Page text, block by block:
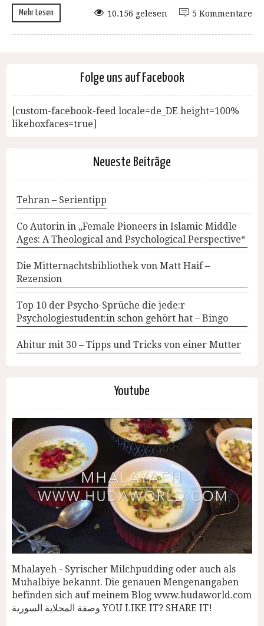
Mehr Lesen 5 Kommentare
10.156 gelesen
Folge uns auf Facebook
[custom-facebook-feed locale=de_DE height=100%
likeboxfaces=true]
Neueste Beiträge
Tehran – Serientipp
Co Autorin in „Female Pioneers in Islamic Middle
Ages: A Theological and Psychological Perspective“
Die Mitternachtsbibliothek von Matt Haif –
Rezension
Top 10 der Psycho-Sprüche die jede:r
Psychologiestudent:in schon gehört hat – Bingo
Abitur mit 30 – Tipps und Tricks von einer Mutter
Youtube
Mhalayeh - Syrischer Milchpudding oder auch als
Muhalbiye bekannt. Die genauen Mengenangaben
befinden sich auf meinem Blog www.hudaworld.com
وصفة المحلاية السورية YOU LIKE IT? SHARE IT!